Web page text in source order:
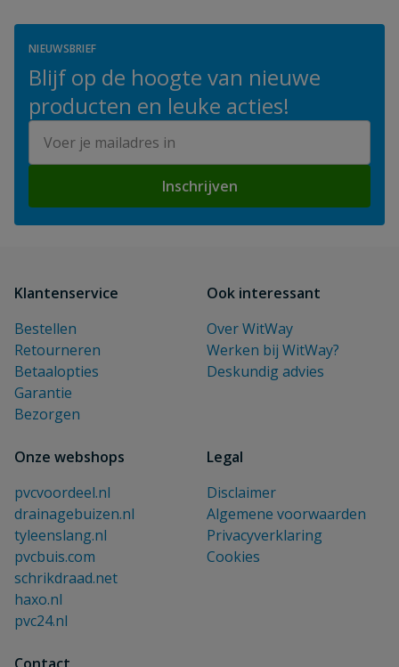
NIEUWSBRIEF
Blijf op de hoogte van nieuwe
producten en leuke acties!
Inschrijven
Klantenservice
Bestellen
Retourneren
Betaalopties
Garantie
Bezorgen
Ook interessant
Over WitWay
Werken bij WitWay?
Deskundig advies
Onze webshops
pvcvoordeel.nl
drainagebuizen.nl
tyleenslang.nl
pvcbuis.com
schrikdraad.net
haxo.nl
pvc24.nl
Legal
Disclaimer
Algemene voorwaarden
Privacyverklaring
Cookies